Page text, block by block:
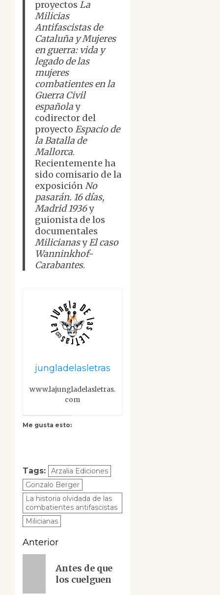
proyectosLa
Milicias
Antifascistas de
Cataluña y Mujeres
en guerra: vida y
legado de las
mujeres
combatientes en la
Guerra Civil
españolay
codirector del
proyectoEspacio de
la Batalla de
Mallorca.
Recientemente ha
sido comisario de la
exposiciónNo
pasarán. 16 días,
Madrid 1936y
guionista de los
documentales
MilicianasyEl caso
Wanninkhof-
Carabantes.
jungladelasletras
www.lajungladelasletras.
com
Me gusta esto:
Tags:
Arzalia Ediciones
Gonzalo Berger
La historia olvidada de las
combatientes antifascistas
Milicianas
Navegación
entradas
Anterior
anterior:
Antes de que
los cuelguen